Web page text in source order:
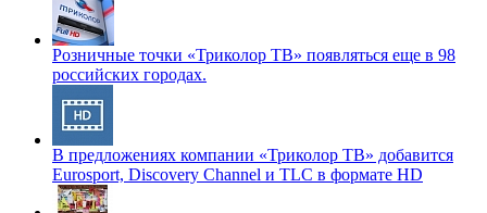
Розничные точки «Триколор ТВ» появляться еще в 98
российских городах.
В предложениях компании «Триколор ТВ» добавится
Eurosport, Discovery Channel и TLC в формате HD